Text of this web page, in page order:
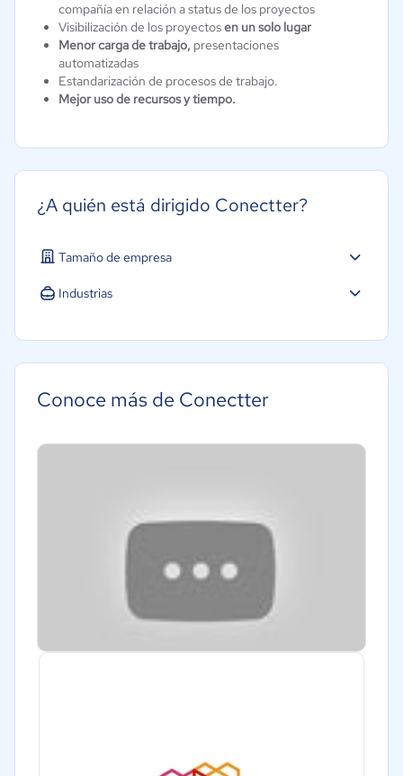
compañía en relación a status de los proyectos
Visibilización de los proyectosen un solo lugar
Menor carga de trabajo, presentaciones
automatizadas
Estandarización de procesos de trabajo.
Mejor uso de recursos y tiempo.
¿A quién está dirigido Conectter?
Tamaño de empresa
Industrias
Conoce más de Conectter